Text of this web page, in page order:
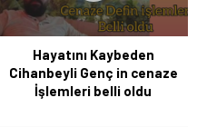
Hayatını Kaybeden
Cihanbeyli Genç in cenaze
İşlemleri belli oldu